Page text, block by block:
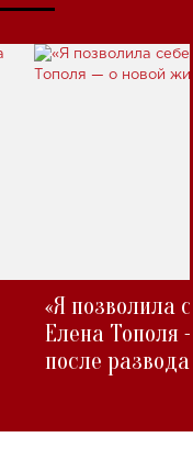
«Я позволила
Елена Тополя
после развода